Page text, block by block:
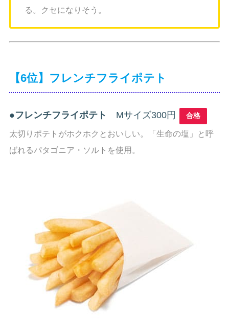
る。クセになりそう。
【6位】フレンチフライポテト
●フレンチフライポテト Mサイズ300円 合格
太切りポテトがホクホクとおいしい。「生命の塩」と呼
ばれるパタゴニア・ソルトを使用。